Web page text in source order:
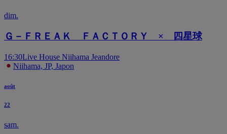
dim.
Ｇ－ＦＲＥＡＫ ＦＡＣＴＯＲＹ × 四星球
16:30Live House Niihama Jeandore
Niihama, JP, Japon
août
22
sam.